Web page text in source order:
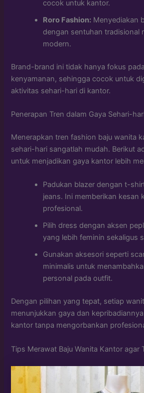
cocok untuk kantor.
Roro Fashion: Menyediakan
dengan sentuhan tradisional
modern.
Brand-brand ini tidak hanya fokus
kenyamanan, sehingga cocok untuk
aktivitas sehari-hari di kantor.
Penerapan Tren dalam Gaya Sehari-
Menerapkan tren fashion baju wanita
sehari-hari sangatlah mudah. Berikut
untuk menjadikan gaya kantor lebih
Padukan blazer dengan t-
jeans. Ini memberikan kesan
profesional.
Pilih dress dengan aksen
yang lebih feminin sekaligus
Gunakan aksesori seperti
minimalis untuk
personal pada outfit.
Dengan pilihan yang tepat, setiap
menunjukkan gaya dan
kantor tanpa mengorbankan
Tips Merawat Baju Wanita Kantor agar